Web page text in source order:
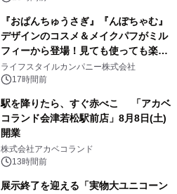
『おぱんちゅうさぎ』『んぽちゃむ』
デザインのコスメ＆メイクパフがミル
フィーから登場！見ても使っても楽し
い、ポップでキュートなコレクショ
ン。
ライフスタイルカンパニー株式会社
17時間前
駅を降りたら、すぐ赤べこ 「アカベ
コランド会津若松駅前店」8月8日(土)
開業
株式会社アカベコランド
13時間前
展示終了を迎える「実物大ユニコーン